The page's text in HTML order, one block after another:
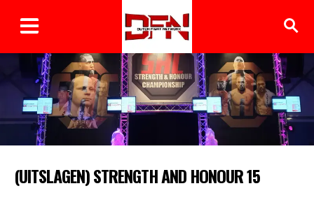
(UITSLAGEN) STRENGTH AND HONOUR 15